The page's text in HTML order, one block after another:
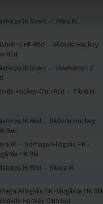
IK Svart - Tibro IK
HF Röd - Skövde Hockey
Röd
IK Svart - Tidaholms HF
Hockey Club Röd - Tibro IK
IK Röd - Skövde Hockey
Gul
IK - Sörhaga/Alingsås HK -
HK Blå
IK Röd - Skara IK
Alingsås HK -Vårgårda HK Blå
Hockey Club Gul